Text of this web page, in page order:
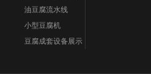
油豆腐流水线
小型豆腐机
豆腐成套设备展示